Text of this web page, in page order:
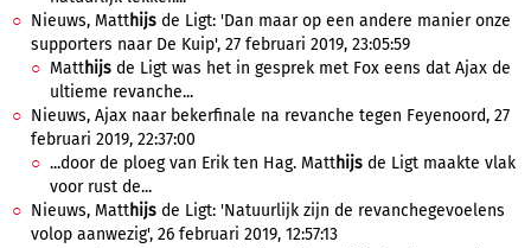
Nieuws, Matthijs de Ligt: 'Dan maar op een andere manier onze
supporters naar De Kuip', 27 februari 2019, 23:05:59
Matthijs de Ligt was het in gesprek met Fox eens dat Ajax de
ultieme revanche...
Nieuws, Ajax naar bekerfinale na revanche tegen Feyenoord, 27
februari 2019, 22:37:00
...door de ploeg van Erik ten Hag. Matthijs de Ligt maakte vlak
voor rust de...
Nieuws, Matthijs de Ligt: 'Natuurlijk zijn de revanchegevoelens
volop aanwezig', 26 februari 2019, 12:57:13